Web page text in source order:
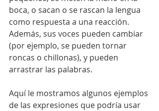
boca, o sacan o se rascan la lengua
como respuesta a una reacción.
Además, sus voces pueden cambiar
(por ejemplo, se pueden tornar
roncas o chillonas), y pueden
arrastrar las palabras.
Aquí le mostramos algunos ejemplos
de las expresiones que podría usar